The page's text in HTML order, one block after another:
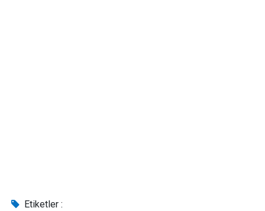
Etiketler :